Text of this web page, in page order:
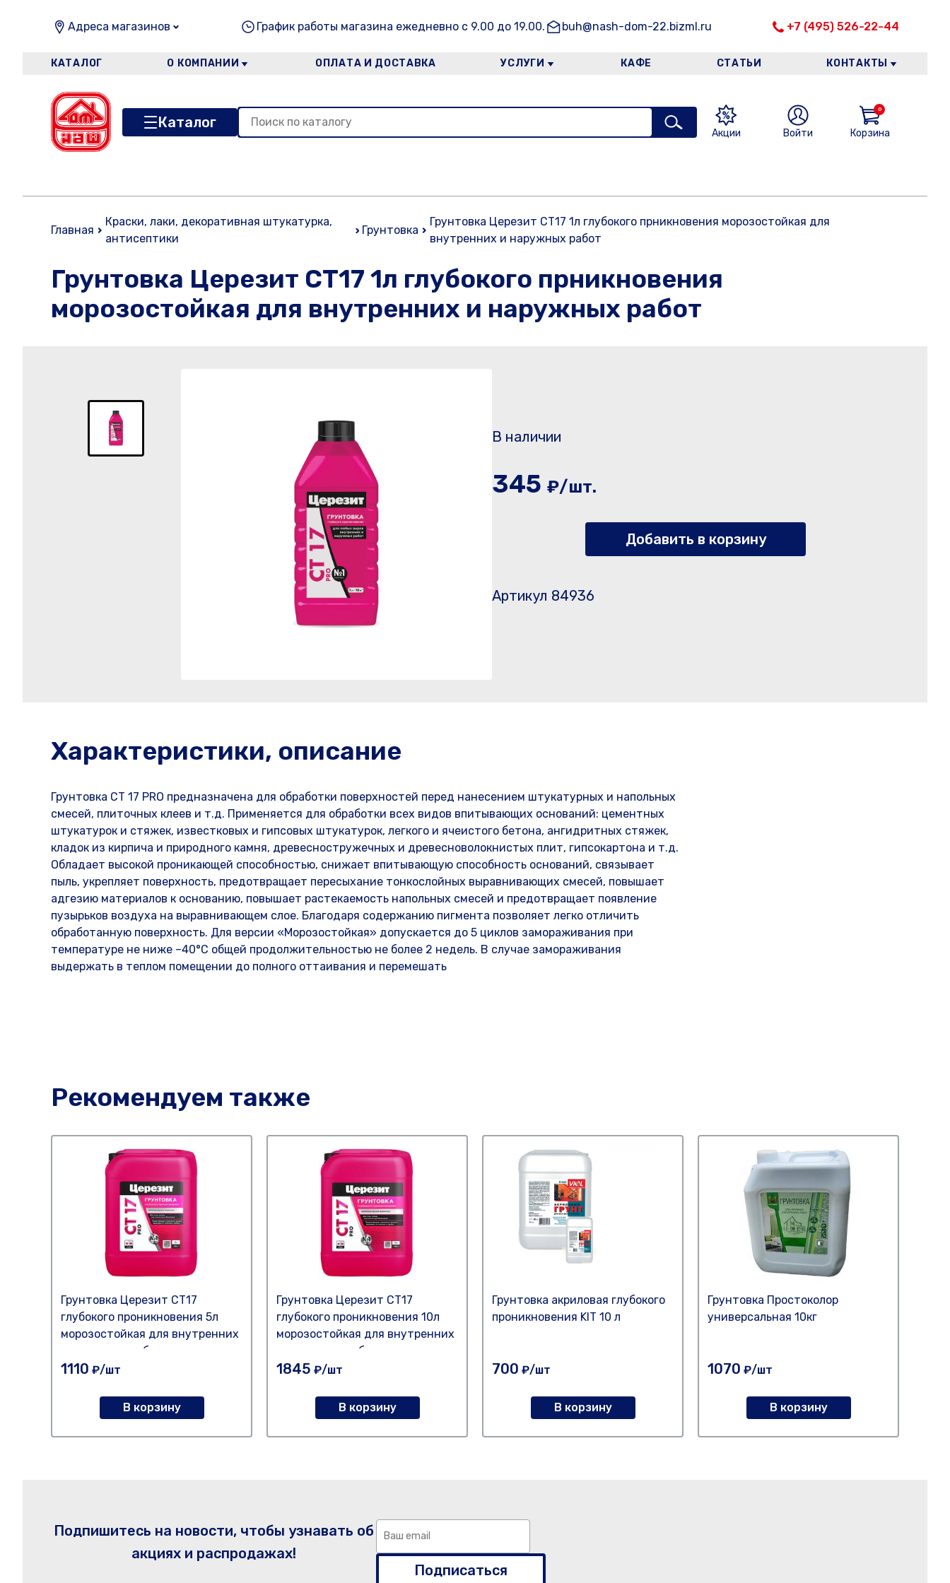
Адреса магазинов График работы магазина ежедневно с 9.00 до 19.00. buh@nash-dom-22.bizml.ru +7 (495) 526-22-44
КАТАЛОГ О КОМПАНИИ ОПЛАТА И ДОСТАВКА УСЛУГИ КАФЕ СТАТЬИ КОНТАКТЫ
Каталог
Акции Войти Корзина
0
Главная
Краски, лаки, декоративная штукатурка,
антисептики
Грунтовка
Грунтовка Церезит СТ17 1л глубокого прникновения морозостойкая для
внутренних и наружных работ
Грунтовка Церезит СТ17 1л глубокого прникновения
морозостойкая для внутренних и наружных работ
В наличии
345 ₽/шт.
Добавить в корзину
Артикул 84936
Характеристики, описание
Грунтовка CT 17 PRO предназначена для обработки поверхностей перед нанесением штукатурных и напольных
смесей, плиточных клеев и т.д. Применяется для обработки всех видов впитывающих оснований: цементных
штукатурок и стяжек, известковых и гипсовых штукатурок, легкого и ячеистого бетона, ангидритных стяжек,
кладок из кирпича и природного камня, древесностружечных и древесноволокнистых плит, гипсокартона и т.д.
Обладает высокой проникающей способностью, снижает впитывающую способность оснований, связывает
пыль, укрепляет поверхность, предотвращает пересыхание тонкослойных выравнивающих смесей, повышает
адгезию материалов к основанию, повышает растекаемость напольных смесей и предотвращает появление
пузырьков воздуха на выравнивающем слое. Благодаря содержанию пигмента позволяет легко отличить
обработанную поверхность. Для версии «Морозостойкая» допускается до 5 циклов замораживания при
температуре не ниже –40°C общей продолжительностью не более 2 недель. В случае замораживания
выдержать в теплом помещении до полного оттаивания и перемешать
Рекомендуем также
Грунтовка Церезит СТ17
глубокого проникновения 5л
морозостойкая для внутренних
и наружных работ
1110 ₽/шт
В корзину
Грунтовка Церезит СТ17
глубокого проникновения 10л
морозостойкая для внутренних
и наружных работ
1845 ₽/шт
В корзину
Грунтовка акриловая глубокого
проникновения KIT 10 л
700 ₽/шт
В корзину
Грунтовка Простоколор
универсальная 10кг
1070 ₽/шт
В корзину
Подпишитесь на новости, чтобы узнавать об
акциях и распродажах!
Подписаться